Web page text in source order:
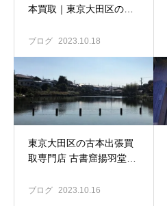
本買取｜東京大田区の古
揚羽堂
ブログ 2023.10.18
東京大田区の古本出張買
取専門店 古書窟揚羽堂｜
にお伺いしました
ブログ 2023.10.16